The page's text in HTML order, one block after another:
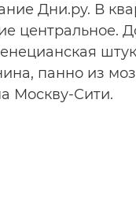
Дни.ру. В
центральное.
панно из
Москву-Сити.